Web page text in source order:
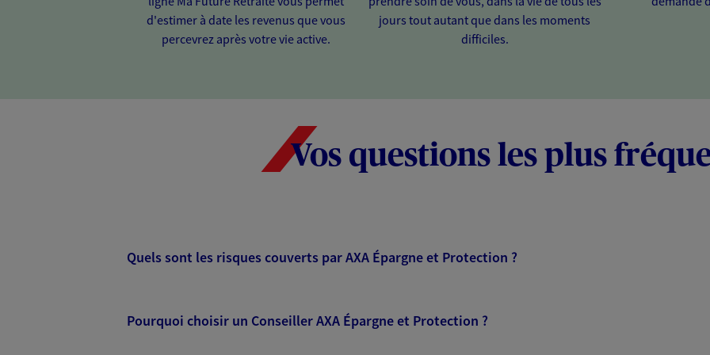
d'estimer à date les revenus que vous
percevrez après votre vie active.
jours tout autant que dans les moments
difficiles.
Vos questions les plus
Quels sont les risques couverts par AXA Épargne et Protection ?
Pourquoi choisir un Conseiller AXA Épargne et Protection ?